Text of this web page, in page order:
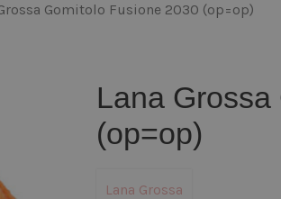
Gomitolo Fusione 2030 (op=op)
Lana
(op=op)
Lana Grossa